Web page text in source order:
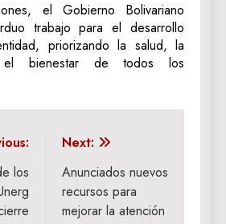
el Gobierno Bolivariano
trabajo para el desarrollo
priorizando la salud, la
bienestar de todos los
los
Next:
Anunciados nuevos
recursos para
mejorar la atención